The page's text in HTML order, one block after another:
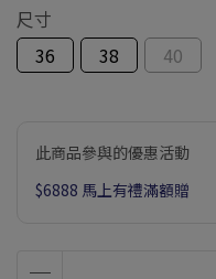
尺寸
36
38 40
此商品參與的優惠活動
$6888 馬上有禮滿額贈